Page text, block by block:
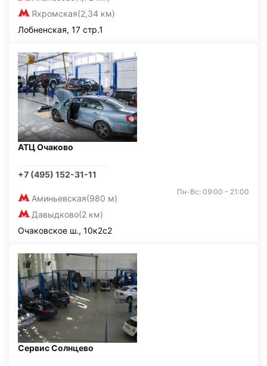
Яхромская(2,34 км)
Лобненская, 17 стр.1
АТЦ Очаково
+7 (495) 152-31-11
Аминьевская(980 м)
Давыдково(2 км)
Пн-Вс: 09:00 - 21:00
Очаковское ш., 10к2с2
Сервис Солнцево